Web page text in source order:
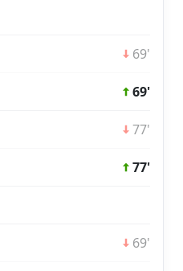
69'
69'
77'
77'
69'